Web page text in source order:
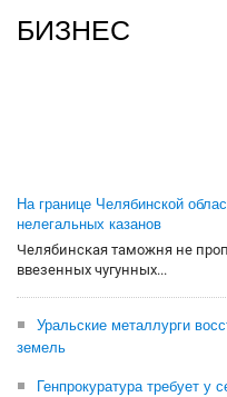
БИЗНЕС
На границе Челябинской
нелегальных казанов
Челябинская таможня не
ввезенных чугунных...
Уральские металлурги
земель
Генпрокуратура требует